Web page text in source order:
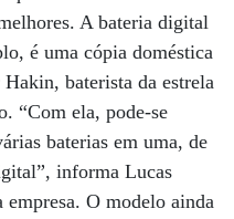
A bateria digital
é uma cópia doméstica
baterista da estrela
“Com ela, pode-se
baterias em uma, de
informa Lucas
O modelo ainda